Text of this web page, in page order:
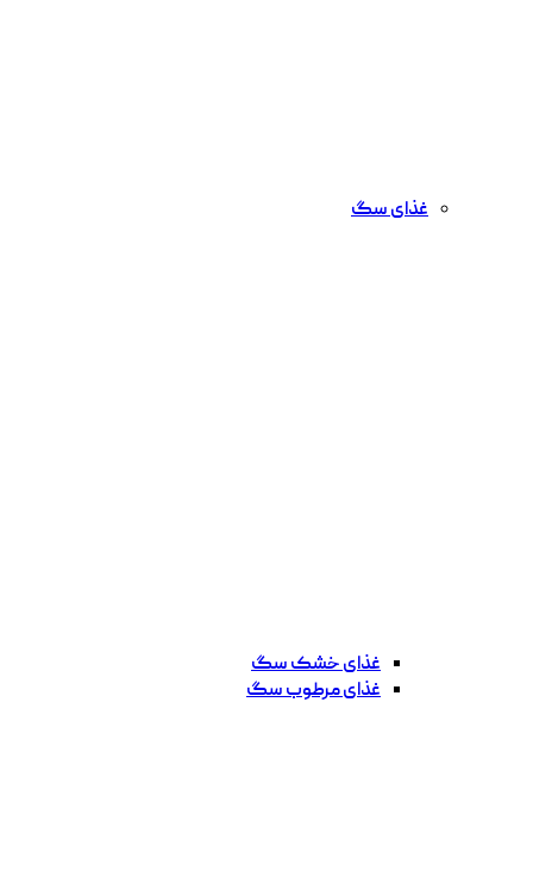
غذای سگ
غذای خشک سگ
غذای مرطوب سگ